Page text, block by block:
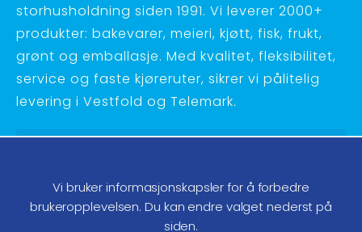
storhusholdning siden 1991. Vi leverer 2000+
produkter: bakevarer, meieri, kjøtt, fisk, frukt,
grønt og emballasje. Med kvalitet, fleksibilitet,
service og faste kjøreruter, sikrer vi pålitelig
levering i Vestfold og Telemark.
Telefon:
35 58 48 70
ordre@matkammeret.no
Vi bruker informasjonskapsler for å forbedre
brukeropplevelsen. Du kan endre valget nederst på
siden.